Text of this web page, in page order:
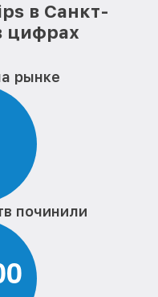
в Санкт-
цифрах
рынке
починили
0